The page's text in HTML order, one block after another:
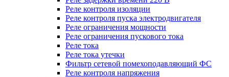
Реле контроля изоляции
Реле контроля пуска электродвигателя
Реле ограничения мощности
Реле ограничения пускового тока
Реле тока
Реле тока утечки
Фильтр сетевой помехоподавляющий ФС
Реле контроля напряжения